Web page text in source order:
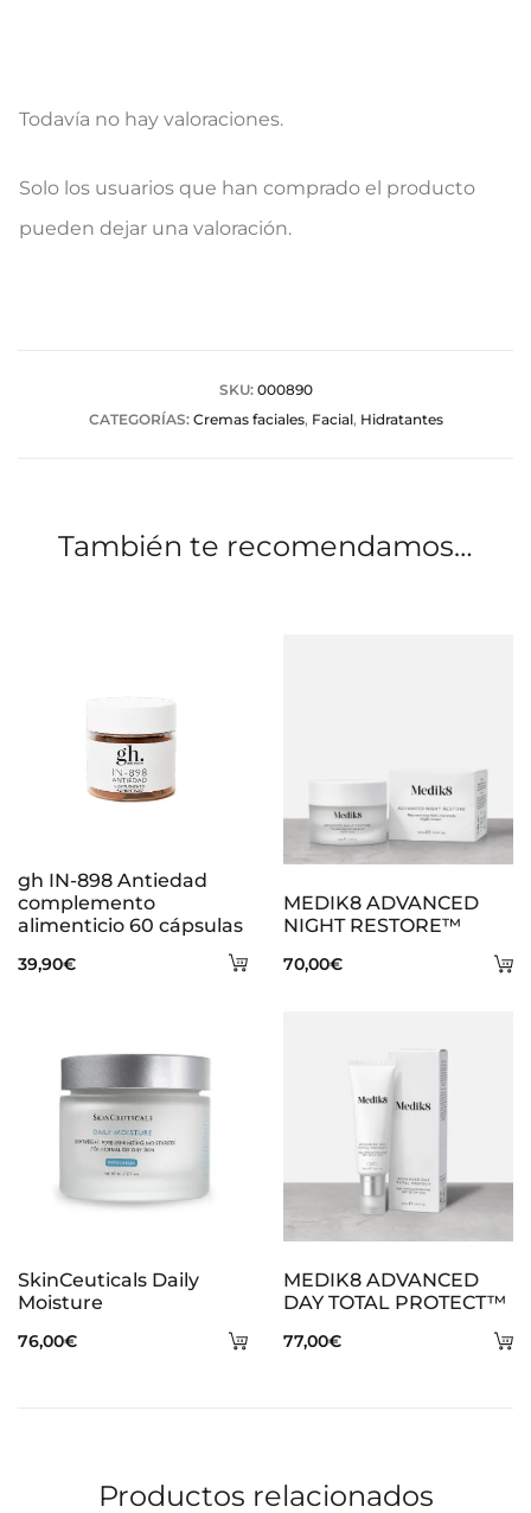
V
a
Todavía no hay valoraciones.
Solo los usuarios que han comprado el producto
pueden dejar una valoración.
SKU: 000890
CATEGORÍAS: Cremas faciales, Facial, Hidratantes
También te recomendamos…
Añadir
gh IN-898 Antiedad
complemento
alimenticio 60 cápsulas
39,90€
MEDIK8 ADVANCED
NIGHT RESTORE™
70,00€
Añadir
SkinCeuticals Daily
Moisture
76,00€
MEDIK8 ADVANCED
DAY TOTAL PROTECT™
77,00€
Productos relacionados